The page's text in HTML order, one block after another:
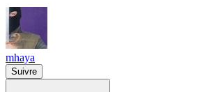
mhaya
Suivre